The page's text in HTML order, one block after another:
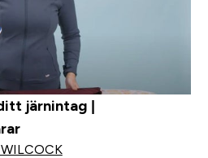
järnintag |